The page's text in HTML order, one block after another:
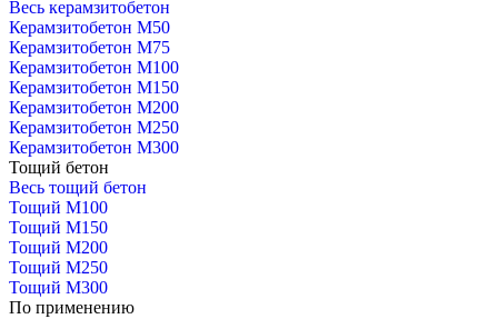
Весь керамзитобетон
Керамзитобетон М50
Керамзитобетон М75
Керамзитобетон М100
Керамзитобетон М150
Керамзитобетон М200
Керамзитобетон М250
Керамзитобетон М300
Тощий бетон
Весь тощий бетон
Тощий М100
Тощий М150
Тощий М200
Тощий М250
Тощий М300
По применению